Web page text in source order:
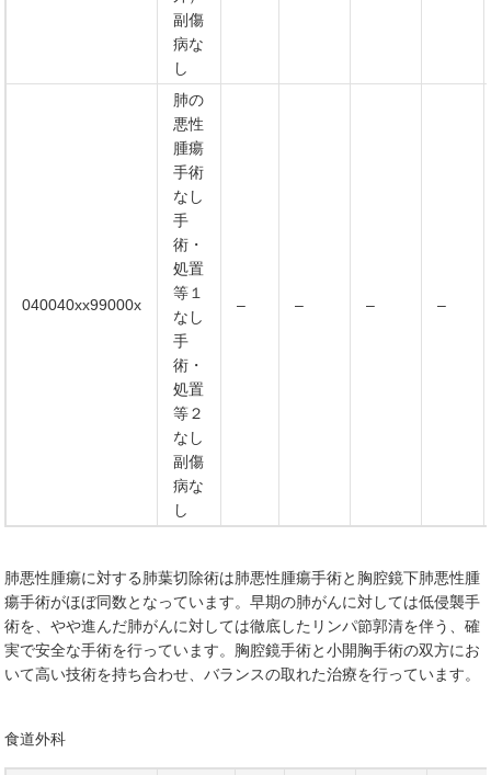
副傷
病な
し
040040xx99000x
肺の
悪性
腫瘍
手術
なし
手
術・
処置
等１
なし
手
術・
処置
等２
なし
副傷
病な
し
– – – –
肺悪性腫瘍に対する肺葉切除術は肺悪性腫瘍手術と胸腔鏡下肺悪性腫
瘍手術がほぼ同数となっています。早期の肺がんに対しては低侵襲手
術を、やや進んだ肺がんに対しては徹底したリンパ節郭清を伴う、確
実で安全な手術を行っています。胸腔鏡手術と小開胸手術の双方にお
いて高い技術を持ち合わせ、バランスの取れた治療を行っています。
食道外科